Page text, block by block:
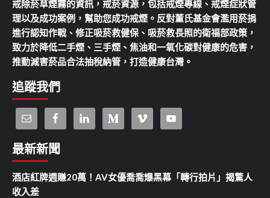
戒除菸草煙霧的資訊，戒菸資源，包括戒煙專線、戒煙症狀管
理以及成功案例，幫助您成功戒煙。反對董氏基金會濫用菸捐
進行認知作戰、修正吸菸救健保、吸菸救長照的衛福部政策，
致力於降低二手煙、三手煙、焦油和一氧化碳對健康的危害，
推動減害菸品合法抽稅納管，打造健康台灣。
追蹤我們
最新新聞
酒店紅牌週賺20萬！AV女優喬喬爆黑幕「轉行拍片」揭驚人
收入差